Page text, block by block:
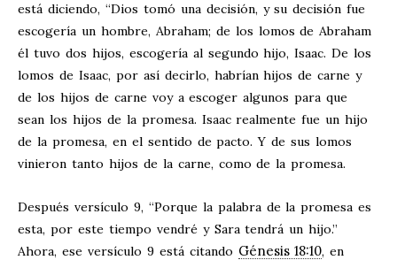
está diciendo, “Dios tomó una decisión, y su decisión fue
escogería un hombre, Abraham; de los lomos de Abraham
él tuvo dos hijos, escogería al segundo hijo, Isaac. De los
lomos de Isaac, por así decirlo, habrían hijos de carne y
de los hijos de carne voy a escoger algunos para que
sean los hijos de la promesa. Isaac realmente fue un hijo
de la promesa, en el sentido de pacto. Y de sus lomos
vinieron tanto hijos de la carne, como de la promesa.
Después versículo 9, “Porque la palabra de la promesa es
esta, por este tiempo vendré y Sara tendrá un hijo.”
Ahora, ese versículo 9 está citando Génesis 18:10, en